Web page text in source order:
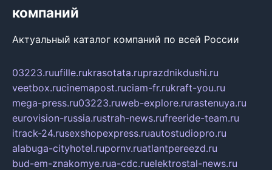
компаний
Актуальный каталог компаний по всей России
03223.ruufille.rukrasotata.ruprazdnikdushi.ru
veetbox.rucinemapost.ruciam-fr.rukraft-you.ru
mega-press.ru03223.ruweb-explore.rurastenuya.ru
eurovision-russia.rustrah-news.rufreeride-team.ru
itrack-24.rusexshopexpress.ruautostudiopro.ru
alabuga-cityhotel.rupornv.ruatlantpereezd.ru
bud-em-znakomye.rua-cdc.ruelektrostal-news.ru